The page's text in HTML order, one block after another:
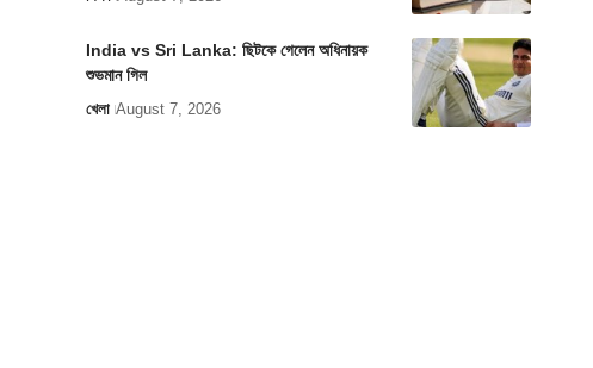
India vs Sri Lanka: ছিটকে গেলেন অধিনায়ক
শুভমান গিল
খেলা August 7, 2026